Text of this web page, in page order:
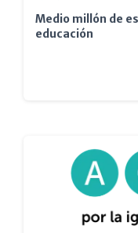
Medio millón de
educación